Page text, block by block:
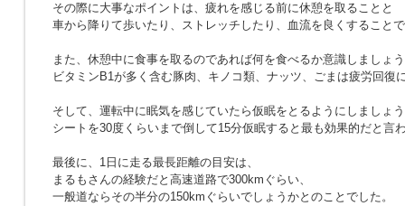
その際に大事なポイントは、疲れを感じる前に休憩を取ることと
車から降りて歩いたり、ストレッチしたり、血流を良くすること
また、休憩中に食事を取るのであれば何を食べるか意識しましょ
ビタミンB1が多く含む豚肉、キノコ類、ナッツ、ごまは疲労回復
そして、運転中に眠気を感じていたら仮眠をとるようにしましょ
シートを30度くらいまで倒して15分仮眠すると最も効果的だと言
最後に、1日に走る最長距離の目安は、
まるもさんの経験だと高速道路で300kmぐらい、
一般道ならその半分の150kmぐらいでしょうかとのことでした。